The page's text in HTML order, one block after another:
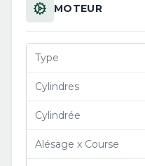
MOTEUR
Type
Cylindres
Cylindrée
Alésage x Course